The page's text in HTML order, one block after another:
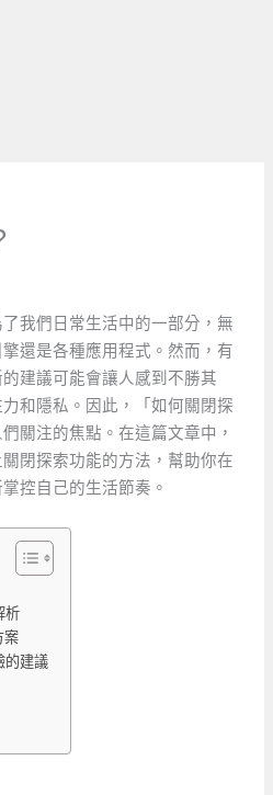
我們日常生活中的一部分，無
還是各種應用程式。然而，有
建議可能會讓人感到不勝其
和隱私。因此，「如何關閉探
關注的焦點。在這篇文章中，
閉探索功能的方法，幫助你在
控自己的生活節奏。
析
案
的建議